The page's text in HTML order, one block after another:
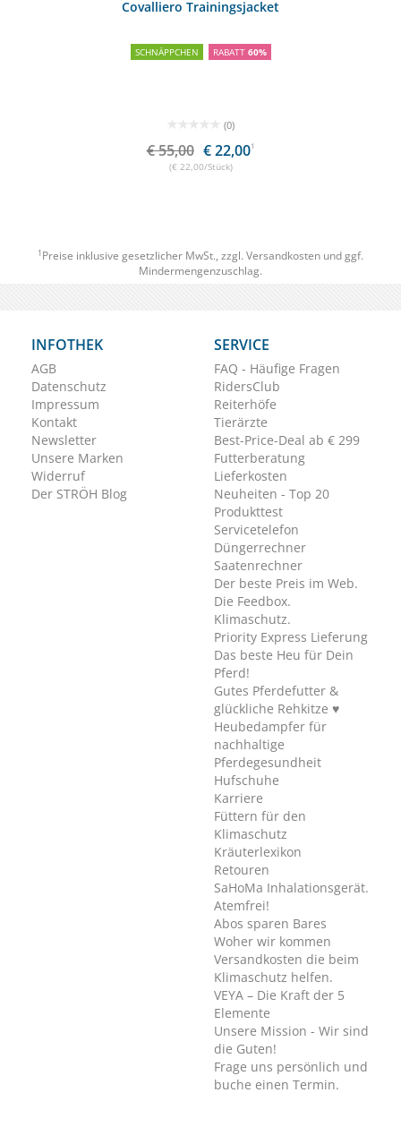
Covalliero Trainingsjacket
SCHNÄPPCHEN RABATT 60%
(0)
€ 55,00 € 22,001
(€ 22,00/Stück)
1 Preise inklusive gesetzlicher MwSt., zzgl. Versandkosten und ggf.
Mindermengenzuschlag.
INFOTHEK
AGB
Datenschutz
Impressum
Kontakt
Newsletter
Unsere Marken
Widerruf
Der STRÖH Blog
SERVICE
FAQ - Häufige Fragen
RidersClub
Reiterhöfe
Tierärzte
Best-Price-Deal ab € 299
Futterberatung
Lieferkosten
Neuheiten - Top 20
Produkttest
Servicetelefon
Düngerrechner
Saatenrechner
Der beste Preis im Web.
Die Feedbox.
Klimaschutz.
Priority Express Lieferung
Das beste Heu für Dein
Pferd!
Gutes Pferdefutter &
glückliche Rehkitze ♥
Heubedampfer für
nachhaltige
Pferdegesundheit
Hufschuhe
Karriere
Füttern für den
Klimaschutz
Kräuterlexikon
Retouren
SaHoMa Inhalationsgerät.
Atemfrei!
Abos sparen Bares
Woher wir kommen
Versandkosten die beim
Klimaschutz helfen.
VEYA – Die Kraft der 5
Elemente
Unsere Mission - Wir sind
die Guten!
Frage uns persönlich und
buche einen Termin.